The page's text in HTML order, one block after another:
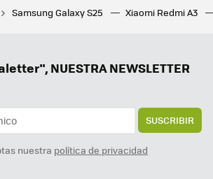
Xiaomi sigue trabajando en su tercer coche y ya lo han cazado por las calles de China. Es una bestia de cinco metros que costará menos de 40.000 euros
Samsung Galaxy S25 Xiaomi Redmi A3
NUESTRA NEWSLETTER
SUSCRIBIR
nuestra política de privacidad